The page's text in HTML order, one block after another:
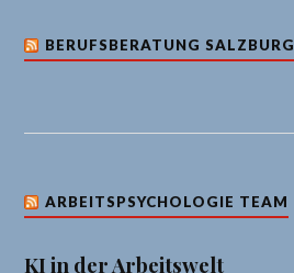
BERUFSBERATUNG SALZBURG
ARBEITSPSYCHOLOGIE TEAM
KI in der Arbeitswelt